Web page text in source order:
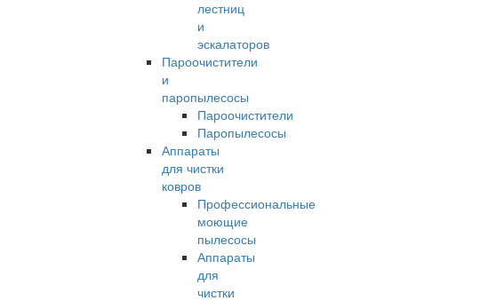
лестниц
и
эскалаторов
Пароочистители
и
паропылесосы
Пароочистители
Паропылесосы
Аппараты
для чистки
ковров
Профессиональные
моющие
пылесосы
Аппараты
для
чистки